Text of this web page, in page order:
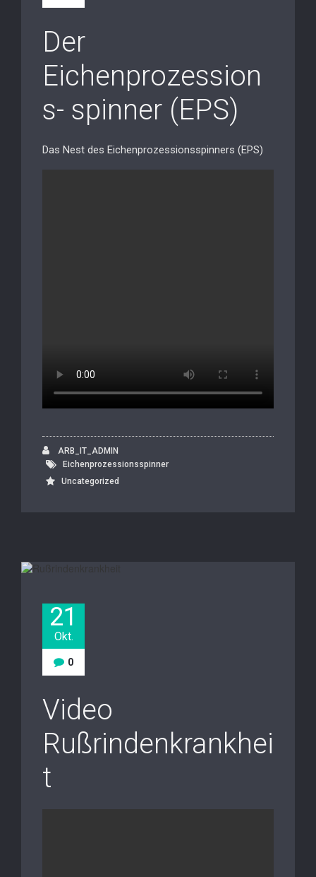
Der
Eichenprozession
s- spinner (EPS)
Das Nest des Eichenprozessionsspinners (EPS)
ARB_IT_ADMIN
Eichenprozessionsspinner
Uncategorized
21
Okt.
0
Video
Rußrindenkrankhei
t